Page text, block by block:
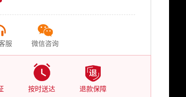
服 微信咨询
按时送达 退款保障